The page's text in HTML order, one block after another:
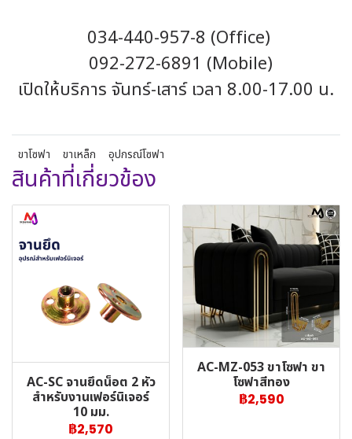
034-440-957-8 (Office)
092-272-6891 (Mobile)
เปิดให้บริการ จันทร์-เสาร์ เวลา 8.00-17.00 น.
ขาโซฟา ขาเหล็ก อุปกรณ์โซฟา
สินค้าที่เกี่ยวข้อง
AC-SC จานยึดน็อต 2 หัว
สำหรับงานเฟอร์นิเจอร์
10 มม.
฿2,570
AC-MZ-053 ขาโซฟา ขา
โซฟาสีทอง
฿2,590